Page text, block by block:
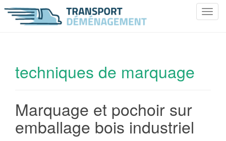
T
techniques de marquage
Marquage et pochoir sur
emballage bois industriel